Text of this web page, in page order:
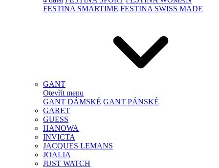
FESTINA SMARTIME FESTINA SWISS MADE
GANT
Otevřít menu
GANT DÁMSKÉ GANT PÁNSKÉ
GARET
GUESS
HANOWA
INVICTA
JACQUES LEMANS
JOALIA
JUST WATCH